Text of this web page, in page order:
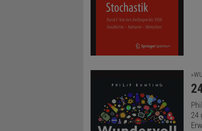
:
24